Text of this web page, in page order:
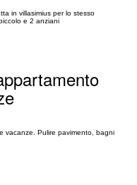
in villasimius per lo stesso
e 2 anziani
vacanze. Pulire pavimento, bagni